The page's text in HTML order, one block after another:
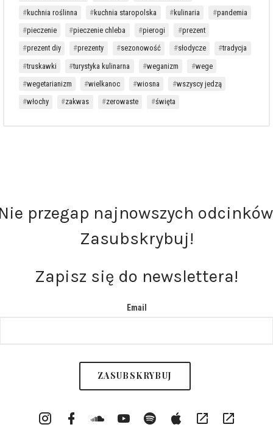
kuchnia roślinna
kuchnia staropolska kulinaria
pandemia
pieczenie
pieczenie chleba pierogi
prezent
prezent diy
prezenty sezonowość słodycze
tradycja
truskawki
turystyka kulinarna weganizm
wege
wegetarianizm
wielkanoc wiosna
wszyscy jedzą
włochy
zakwas zerowaste święta
przegap najnowszych
Zasubskrybuj!
Zapisz się do newslettera!
Email
Instargram
Profile
Soundcloud
YouTube
Channel
Spotify itunes RSS